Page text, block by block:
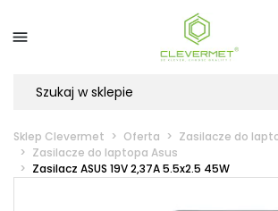

Sklep Clevermet Oferta
Zasilacze do
Zasilacze do laptopa Asus
Zasilacz ASUS 19V 2,37A 5.5x2.5 45W